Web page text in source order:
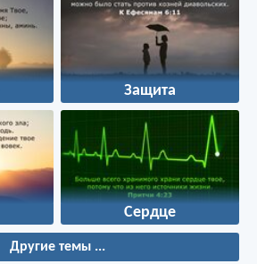
Защита
Сердце
Другие темы ...